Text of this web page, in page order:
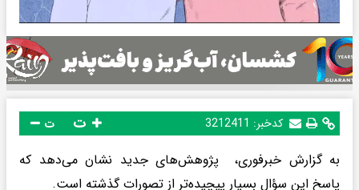
کدخبر: 3212411 ت
به گزارش خبرفوری، پژوهش‌های جدید نشان می‌دهد که
پاسخ این سؤال بسیار پیچیده‌تر از تصورات گذشته است.